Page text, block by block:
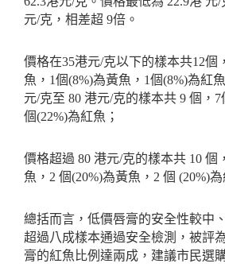
元/克，相差超 9倍。
價格在35港元/克以下的樣本共12個
魚， 1個(8%)為黃魚， 1個(8%)為紅
元/克至 80 港元/克的樣本共 9 個， 7
個(22%)為紅魚；
價格超過 80 港元/克的樣本共 10 個，
魚， 2 個(20%)為黃魚， 2 個 (20%)為
總括而言，低價唇膏的安全性較中
超過八成樣本通過安全檢測，被評
膏的紅魚比例達兩成，建議市民選